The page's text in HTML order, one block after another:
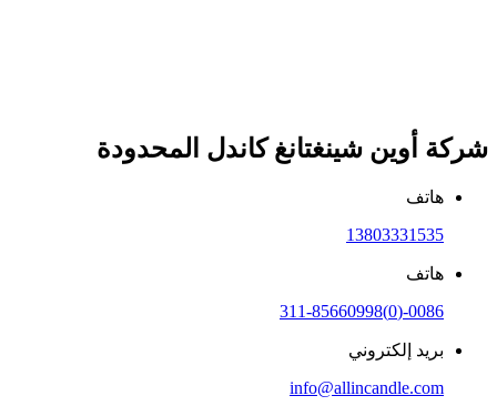
شركة أوين شينغتانغ كاندل المحدودة
هاتف
13803331535
هاتف
0086-(0)311-85660998
بريد إلكتروني
info@allincandle.com